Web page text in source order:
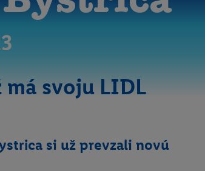
svoju LIDL
si už prevzali novú